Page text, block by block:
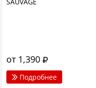
от 1,390
Подробнее